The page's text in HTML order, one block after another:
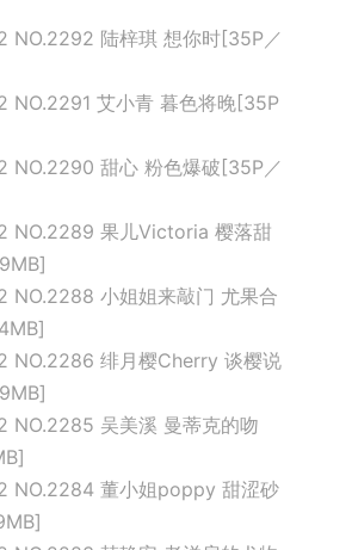
NO.2292 陆梓琪 想你时[35P／
NO.2291 艾小青 暮色将晚[35P
NO.2290 甜心 粉色爆破[35P／
NO.2289 果儿Victoria 樱落甜
NO.2288 小姐姐来敲门 尤果合
NO.2286 绯月樱Cherry 谈樱说
NO.2285 吴美溪 曼蒂克的吻
NO.2284 董小姐poppy 甜涩砂